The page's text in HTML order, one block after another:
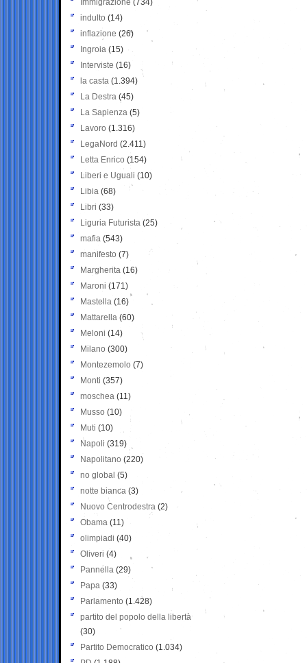
Immigrazione (734)
indulto (14)
inflazione (26)
Ingroia (15)
Interviste (16)
la casta (1.394)
La Destra (45)
La Sapienza (5)
Lavoro (1.316)
LegaNord (2.411)
Letta Enrico (154)
Liberi e Uguali (10)
Libia (68)
Libri (33)
Liguria Futurista (25)
mafia (543)
manifesto (7)
Margherita (16)
Maroni (171)
Mastella (16)
Mattarella (60)
Meloni (14)
Milano (300)
Montezemolo (7)
Monti (357)
moschea (11)
Musso (10)
Muti (10)
Napoli (319)
Napolitano (220)
no global (5)
notte bianca (3)
Nuovo Centrodestra (2)
Obama (11)
olimpiadi (40)
Oliveri (4)
Pannella (29)
Papa (33)
Parlamento (1.428)
partito del popolo della libertà
(30)
Partito Democratico (1.034)